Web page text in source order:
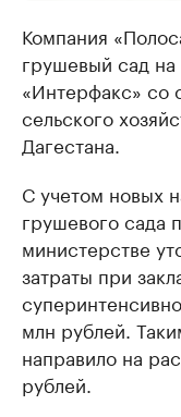
Компания
грушевый сад
«Интерфакс» со
сельского
Дагестана.
С учетом новых
грушевого сада
министерстве
затраты при
млн рублей.
направило на
рублей.